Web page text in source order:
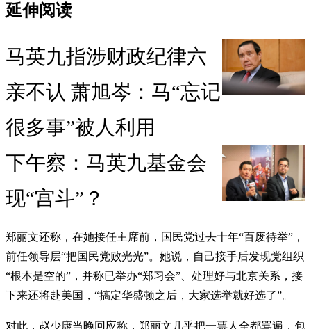
延伸阅读
马英九指涉财政纪律六
亲不认 萧旭岑：马“忘记
很多事”被人利用
下午察：马英九基金会
现“宫斗”？
郑丽文还称，在她接任主席前，国民党过去十年“百废待举”，
前任领导层“把国民党败光光”。她说，自己接手后发现党组织
“根本是空的”，并称已举办“郑习会”、处理好与北京关系，接
下来还将赴美国，“搞定华盛顿之后，大家选举就好选了”。
对此，赵少康当晚回应称，郑丽文几乎把一票人全都骂遍，包